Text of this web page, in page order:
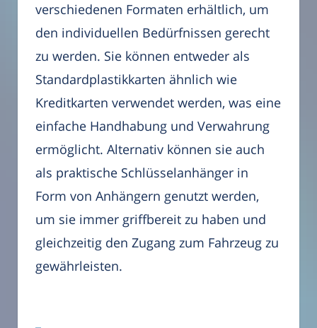
verschiedenen Formaten erhältlich, um
den individuellen Bedürfnissen gerecht
zu werden. Sie können entweder als
Standardplastikkarten ähnlich wie
Kreditkarten verwendet werden, was eine
einfache Handhabung und Verwahrung
ermöglicht. Alternativ können sie auch
als praktische Schlüsselanhänger in
Form von Anhängern genutzt werden,
um sie immer griffbereit zu haben und
gleichzeitig den Zugang zum Fahrzeug zu
gewährleisten.